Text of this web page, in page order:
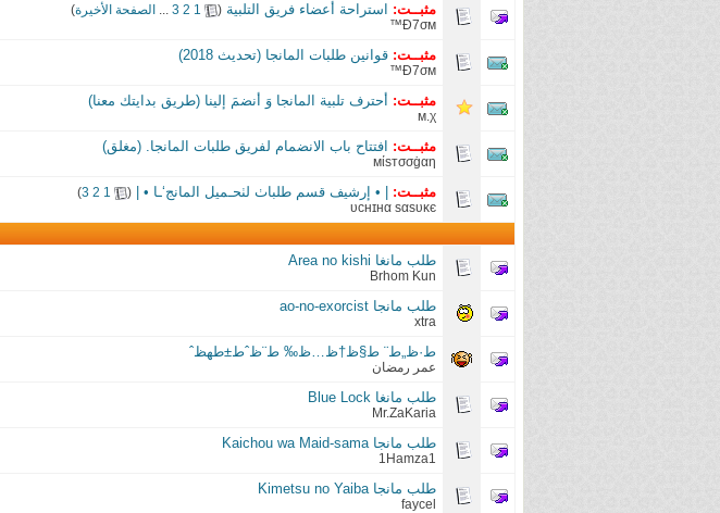
مثبــت: استراحة أعضاء فريق التلبية (
1
2
3
... الصفحة الأخيرة)
Đ7σм™
مثبــت: قوانين طلبات المانجا (تحديث 2018)
Đ7σм™
مثبــت: أحترف تلبية المانجا وَ أنضمَ إلينا (طريق بدايتك معنا)
м.χ
مثبــت: افتتاح باب الانضمام لفريق طلبات المانجا. (مغلق)
мίѕтσσġαη
مثبــت: | • إرشيف قسم طلباٺ لٺحـميل المانج‘ـا • | (
1
2
3
)
υcнɪнα sαsυĸє
طلب مانغا Area no kishi
Brhom Kun
طلب مانجا ao-no-exorcist
xtra
ط·ظ„ط¨ ط§ظ†ظ…ظ‰ ط¨ظˆط±طھظˆ
عمر رمضان
طلب مانغا Blue Lock
Mr.ZaKaria
طلب مانجا Kaichou wa Maid-sama
1Hamza1
طلب مانجا Kimetsu no Yaiba
faycel